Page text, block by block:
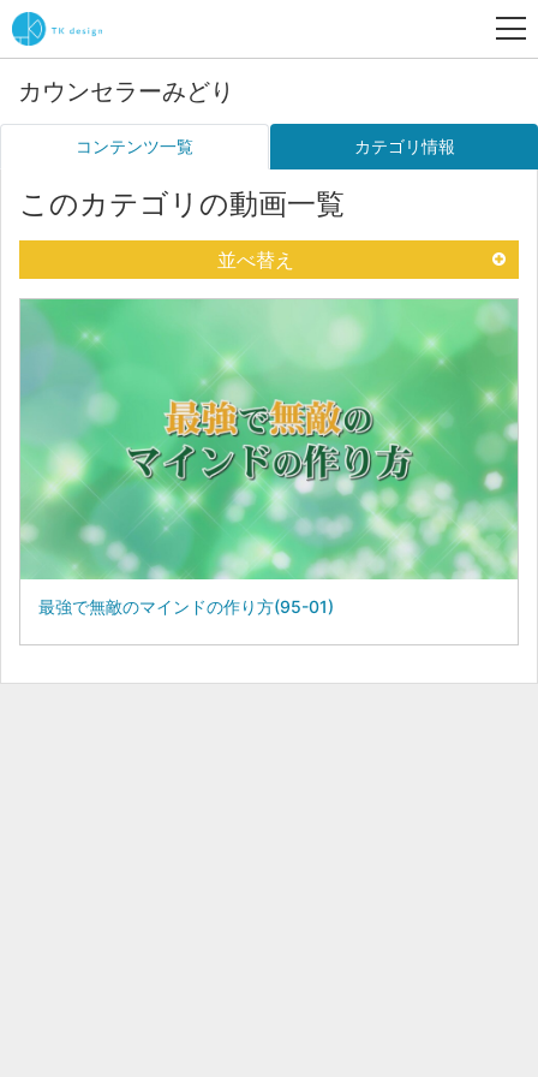
カウンセラーみどり
コンテンツ一覧 カテゴリ情報
このカテゴリの動画一覧
並べ替え
最強で無敵のマインドの作り方(95-01)